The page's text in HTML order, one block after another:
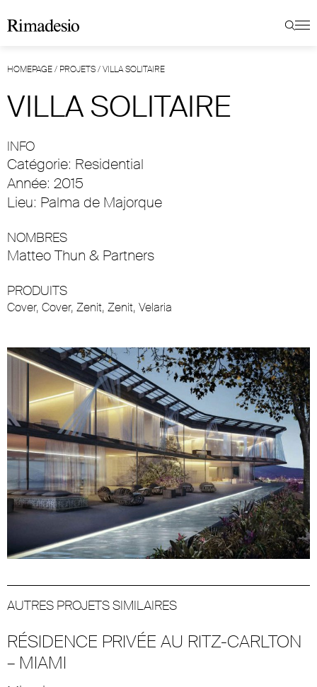
HOMEPAGE/ PROJETS/VILLA SOLITAIRE
VILLA SOLITAIRE
INFO
Catégorie: Residential
Année: 2015
Lieu: Palma de Majorque
NOMBRES
Matteo Thun & Partners
PRODUITS
Cover, Cover, Zenit, Zenit, Velaria
AUTRES PROJETS SIMILAIRES
RÉSIDENCE PRIVÉE AU RITZ-CARLTON
– MIAMI